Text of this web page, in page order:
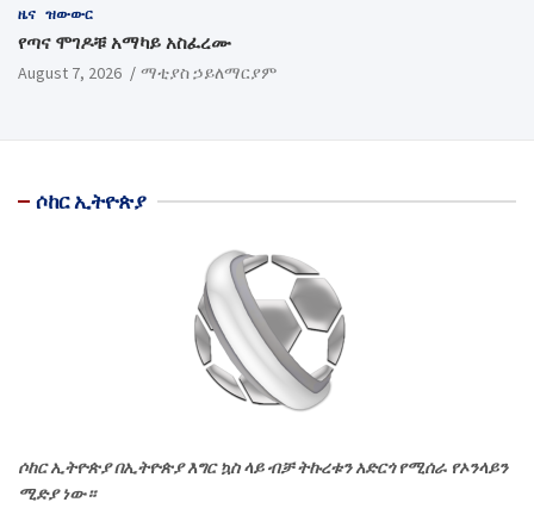
ዜና ዝውውር
የጣና ሞገዶቹ አማካይ አስፈረሙ
August 7, 2026 ማቲያስ ኃይለማርያም
ሶከር ኢትዮጵያ
ሶከር ኢትዮጵያ በኢትዮጵያ እግር ኳስ ላይ ብቻ ትኩረቱን አድርጎ የሚሰራ የኦንላይን
ሚድያ ነው።